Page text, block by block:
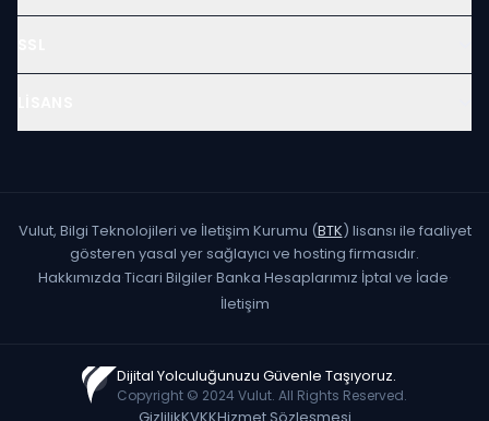
Vulut, Bilgi Teknolojileri ve İletişim Kurumu (BTK) lisansı ile faaliyet
gösteren yasal yer sağlayıcı ve hosting firmasıdır.
Hakkımızda·Ticari Bilgiler·Banka Hesaplarımız·İptal ve İade·
İletişim
Dijital Yolculuğunuzu Güvenle Taşıyoruz.
Copyright © 2024 Vulut. All Rights Reserved.
GizlilikKVKKHizmet Sözleşmesi